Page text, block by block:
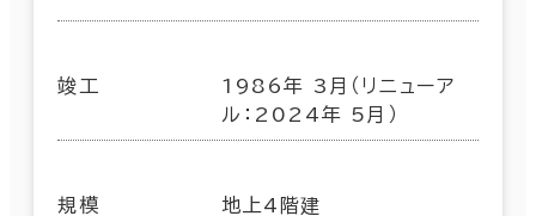
竣工
1986年 3月（リニューア
ル：2024年 5月）
規模 地上4階建